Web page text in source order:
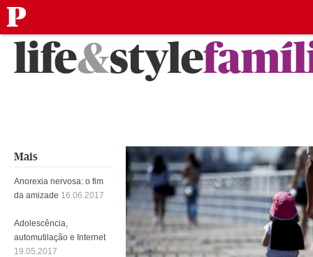
Saltarlife&style
Mais
Anorexia nervosa: o fim
da amizade 16.06.2017
Adolescência,
automutilação e Internet
19.05.2017